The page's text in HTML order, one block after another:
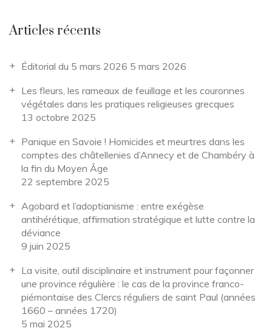
Articles récents
Éditorial du 5 mars 2026 5 mars 2026
Les fleurs, les rameaux de feuillage et les couronnes
végétales dans les pratiques religieuses grecques
13 octobre 2025
Panique en Savoie ! Homicides et meurtres dans les
comptes des châtellenies d’Annecy et de Chambéry à
la fin du Moyen Âge
22 septembre 2025
Agobard et l’adoptianisme : entre exégèse
antihérétique, affirmation stratégique et lutte contre la
déviance
9 juin 2025
La visite, outil disciplinaire et instrument pour façonner
une province régulière : le cas de la province franco-
piémontaise des Clercs réguliers de saint Paul (années
1660 – années 1720)
5 mai 2025